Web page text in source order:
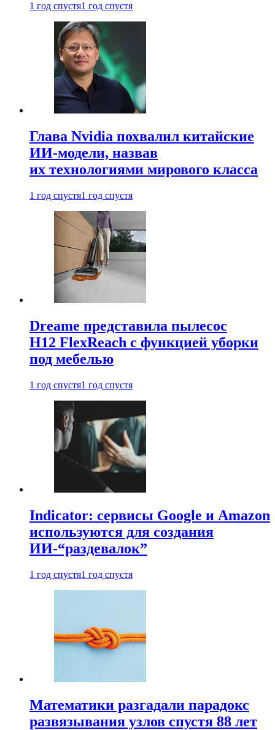
1 год спустя1 год спустя
Глава Nvidia похвалил китайские
ИИ-модели, назвав
их технологиями мирового класса
1 год спустя1 год спустя
Dreame представила пылесос
H12 FlexReach с функцией уборки
под мебелью
1 год спустя1 год спустя
Indicator: сервисы Google и Amazon
используются для создания
ИИ-“раздевалок”
1 год спустя1 год спустя
Математики разгадали парадокс
развязывания узлов спустя 88 лет